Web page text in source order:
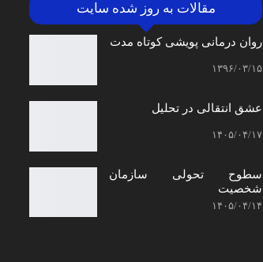
مقالات به روز شده سایت
روان درمانی پویشی کوتاه مدت
۱۳۹۶/۰۳/۱۵
عشق انتقالی در تحلیل
۱۴۰۵/۰۴/۱۷
سطوح تحولی سازمان‌
شخصیت
۱۴۰۵/۰۴/۱۴